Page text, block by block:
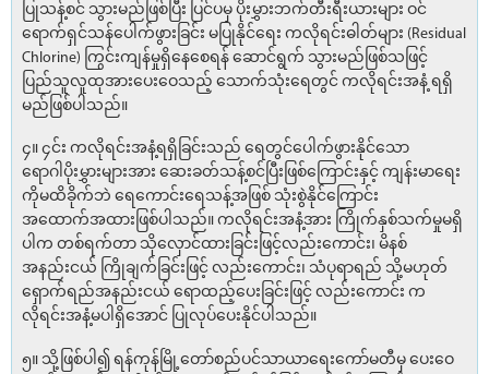
ပြုသန့်စင် သွားမည်ဖြစ်ပြီး ပြင်ပမှ ပိုးမွှားဘက်တီးရီးယားများ ဝင်
ရောက်ရှင်သန်ပေါက်ဖွားခြင်း မပြုနိုင်ရေး ကလိုရင်းဓါတ်များ (Residual
Chlorine) ကြွင်းကျန်မှုရှိနေစေရန် ဆောင်ရွက် သွားမည်ဖြစ်သဖြင့်
ပြည်သူလူထုအားပေးဝေသည့် သောက်သုံးရေတွင် ကလိုရင်းအနံ့ ရရှိ
မည်ဖြစ်ပါသည်။
၄။ ၄င်း ကလိုရင်းအနံ့ရရှိခြင်းသည် ရေတွင်ပေါက်ဖွားနိုင်သော
ရောဂါပိုးမွှားများအား ဆေးခတ်သန့်စင်ပြီးဖြစ်ကြောင်းနှင့် ကျန်းမာရေး
ကိုမထိခိုက်ဘဲ ရေကောင်းရေသန့်အဖြစ် သုံးစွဲနိုင်ကြောင်း
အထောက်အထားဖြစ်ပါသည်။ ကလိုရင်းအနံ့အား ကြိုက်နှစ်သက်မှုမရှိ
ပါက တစ်ရက်တာ သိုလှောင်ထားခြင်းဖြင့်လည်းကောင်း၊ မိနစ်
အနည်းငယ် ကြိုချက်ခြင်းဖြင့် လည်းကောင်း၊ သံပုရာရည် သို့မဟုတ်
ရှောက်ရည်အနည်းငယ် ရောထည့်ပေးခြင်းဖြင့် လည်းကောင်း က
လိုရင်းအနံ့မပါရှိအောင် ပြုလုပ်ပေးနိုင်ပါသည်။
၅။ သို့ဖြစ်ပါ၍ ရန်ကုန်မြို့တော်စည်ပင်သာယာရေးကော်မတီမှ ပေးဝေ